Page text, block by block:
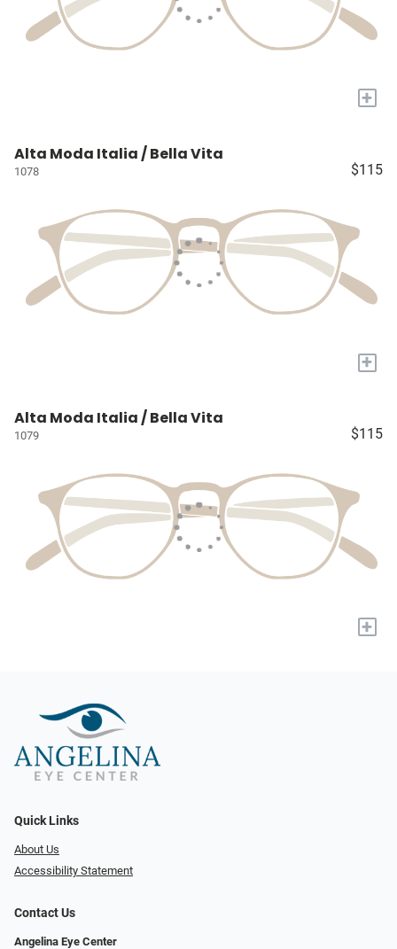
+
Alta Moda Italia / Bella Vita
1078 $115
+
Alta Moda Italia / Bella Vita
1079 $115
+
Quick Links
About Us
Accessibility Statement
Contact Us
Angelina Eye Center